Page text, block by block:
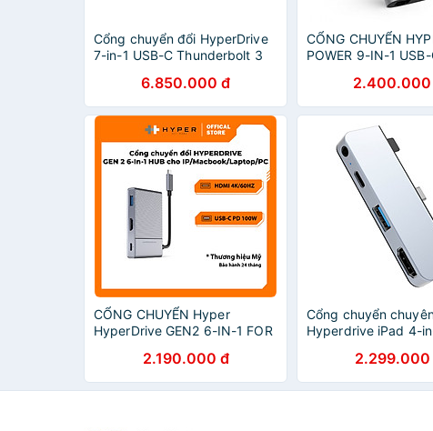
Cổng chuyển đổi HyperDrive
7-in-1 USB-C Thunderbolt 3
Hàng chính hãng
6.850.000 đ
CỔNG CHUYỂN
POWER 9-IN-1
MACBOOK,2.400.000
CỔNG CHUYỂN Hyper
HyperDrive GEN2 6-IN-1 FOR
2020, PC & DEVICES - Hàng
chính hãng
2.190.000 đ
Cổng chuyển
Hyperdrive iPad 4-
chính hãng2.299.000